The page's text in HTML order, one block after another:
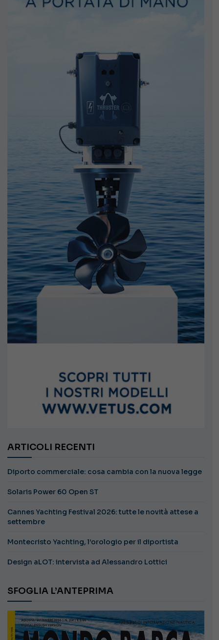
ARTICOLI RECENTI
Diporto commerciale: cosa cambia con la nuova legge
Solaris Power 60 Open ST
Cannes Yachting Festival 2026: tutte le novità attese a
settembre
Montecristo Yachting, l’orologio per il diportista
Design aLOT: intervista ad Alessandro Lottici
SFOGLIA L’ANTEPRIMA